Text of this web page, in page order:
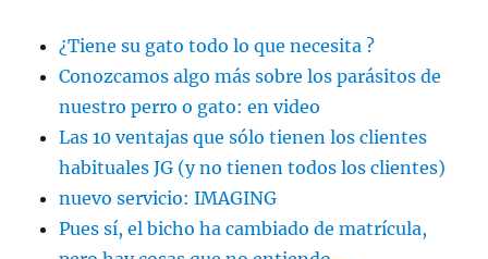
¿Tiene su gato todo lo que necesita ?
Conozcamos algo más sobre los parásitos de
nuestro perro o gato: en video
Las 10 ventajas que sólo tienen los clientes
habituales JG (y no tienen todos los clientes)
nuevo servicio: IMAGING
Pues sí, el bicho ha cambiado de matrícula,